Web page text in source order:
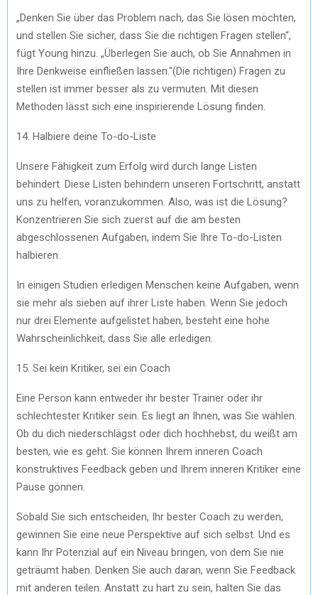
„Denken Sie über das Problem nach, das Sie lösen möchten,
und stellen Sie sicher, dass Sie die richtigen Fragen stellen“,
fügt Young hinzu. „Überlegen Sie auch, ob Sie Annahmen in
Ihre Denkweise einfließen lassen.“(Die richtigen) Fragen zu
stellen ist immer besser als zu vermuten. Mit diesen
Methoden lässt sich eine inspirierende Lösung finden.
14. Halbiere deine To-do-Liste
Unsere Fähigkeit zum Erfolg wird durch lange Listen
behindert. Diese Listen behindern unseren Fortschritt, anstatt
uns zu helfen, voranzukommen. Also, was ist die Lösung?
Konzentrieren Sie sich zuerst auf die am besten
abgeschlossenen Aufgaben, indem Sie Ihre To-do-Listen
halbieren.
In einigen Studien erledigen Menschen keine Aufgaben, wenn
sie mehr als sieben auf ihrer Liste haben. Wenn Sie jedoch
nur drei Elemente aufgelistet haben, besteht eine hohe
Wahrscheinlichkeit, dass Sie alle erledigen.
15. Sei kein Kritiker, sei ein Coach
Eine Person kann entweder ihr bester Trainer oder ihr
schlechtester Kritiker sein. Es liegt an Ihnen, was Sie wählen.
Ob du dich niederschlägst oder dich hochhebst, du weißt am
besten, wie es geht. Sie können Ihrem inneren Coach
konstruktives Feedback geben und Ihrem inneren Kritiker eine
Pause gönnen.
Sobald Sie sich entscheiden, Ihr bester Coach zu werden,
gewinnen Sie eine neue Perspektive auf sich selbst. Und es
kann Ihr Potenzial auf ein Niveau bringen, von dem Sie nie
geträumt haben. Denken Sie auch daran, wenn Sie Feedback
mit anderen teilen. Anstatt zu hart zu sein, halten Sie das